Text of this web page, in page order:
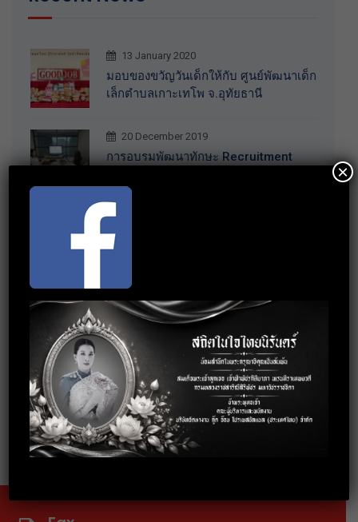
13 January 2020
มอบของขวัญวันเด็กให้กับ ศูนย์พัฒนาเด็ก
เล็กตำบลเกาะเทโพ จ.อุทัยธานี
20 December 2019
การอบรมพัฒนาทักษะ Recruitment
กิจกรรมร่วมบริจาคสิ่งของจำเป็นให้กับ
3 October 2019
อบรมการพัฒนาบุคลิกภาพสู่การทำงาน
อย่างมืออาชีพ
18 September 2019
อบรมเทคนิคการทำงานร่วมกับคนทุก
Gen ให้ประสบความสำเร็จ
×